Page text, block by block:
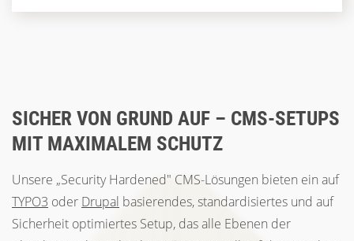
SICHER VON GRUND AUF – CMS-SETUPS
MIT MAXIMALEM SCHUTZ
Unsere „Security Hardened" CMS-Lösungen bieten ein auf
TYPO3 oder Drupal basierendes, standardisiertes und auf
Sicherheit optimiertes Setup, das alle Ebenen der